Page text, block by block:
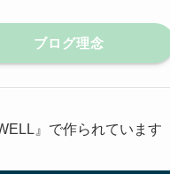
ブログ理念
』で作られています